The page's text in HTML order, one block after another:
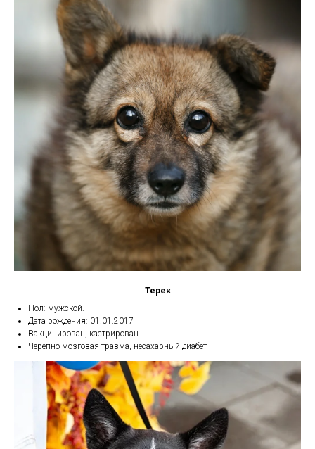
Терек
Пол: мужской.
Дата рождения: 01.01.2017
Вакцинирован, кастрирован
Черепно мозговая травма, несахарный диабет